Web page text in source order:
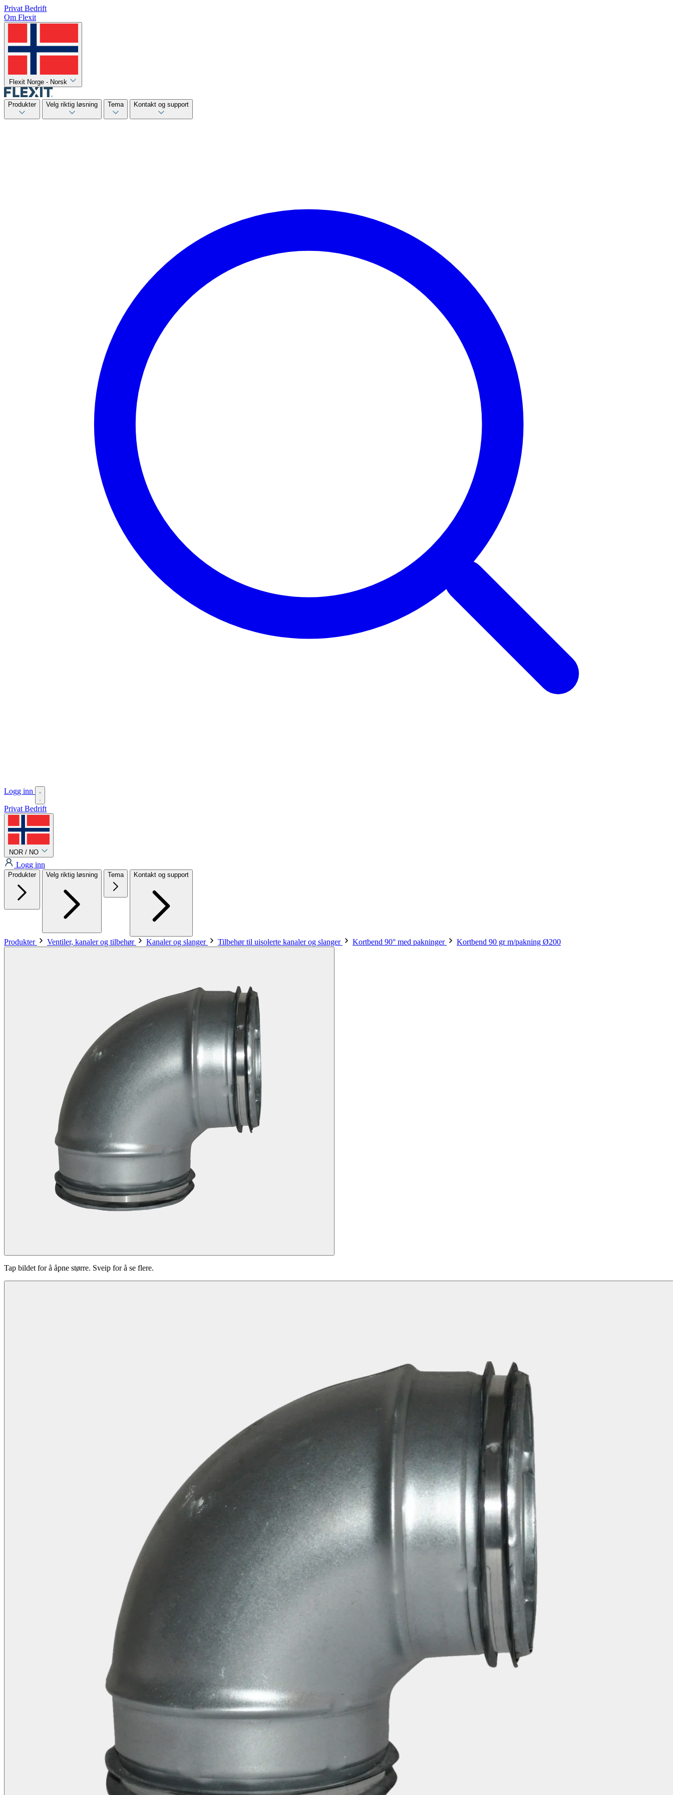
Privat Bedrift
Om Flexit
Flexit Norge - Norsk
Produkter Velg riktig løsning Tema Kontakt og support
Logg inn
Privat Bedrift
NOR / NO
Logg inn
Produkter Velg riktig løsning Tema Kontakt og support
Produkter Ventiler, kanaler og tilbehør Kanaler og slanger Tilbehør til uisolerte kanaler og slanger Kortbend 90° med pakninger Kortbend 90 gr m/pakning Ø200
Tap bildet for å åpne større. Sveip for å se flere.